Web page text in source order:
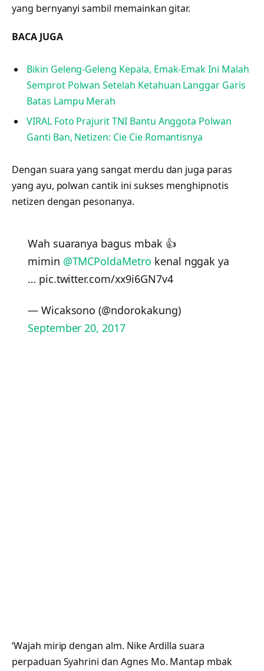
yang bernyanyi sambil memainkan gitar.
BACA JUGA
Bikin Geleng-Geleng Kepala, Emak-Emak Ini Malah
Semprot Polwan Setelah Ketahuan Langgar Garis
Batas Lampu Merah
VIRAL Foto Prajurit TNI Bantu Anggota Polwan
Ganti Ban, Netizen: Cie Cie Romantisnya
Dengan suara yang sangat merdu dan juga paras
yang ayu, polwan cantik ini sukses menghipnotis
netizen dengan pesonanya.
Wah suaranya bagus mbak 👍
mimin @TMCPoldaMetro kenal nggak ya
… pic.twitter.com/xx9i6GN7v4
— Wicaksono (@ndorokakung)
September 20, 2017
‘Wajah mirip dengan alm. Nike Ardilla suara
perpaduan Syahrini dan Agnes Mo. Mantap mbak